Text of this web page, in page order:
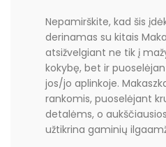
Nepamirškite, kad šis
derinamas su kitais
atsižvelgiant ne tik į
kokybę, bet ir
jos/jo aplinkoje.
rankomis, puoselėjant
detalėms, o
užtikrina gaminių